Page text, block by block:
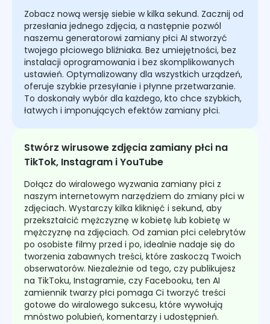
Zobacz nową wersję siebie w kilka sekund. Zacznij od
przesłania jednego zdjęcia, a następnie pozwól
naszemu generatorowi zamiany płci AI stworzyć
twojego płciowego bliźniaka. Bez umiejętności, bez
instalacji oprogramowania i bez skomplikowanych
ustawień. Optymalizowany dla wszystkich urządzeń,
oferuje szybkie przesyłanie i płynne przetwarzanie.
To doskonały wybór dla każdego, kto chce szybkich,
łatwych i imponujących efektów zamiany płci.
Stwórz wirusowe zdjęcia zamiany płci na
TikTok, Instagram i YouTube
Dołącz do wiralowego wyzwania zamiany płci z
naszym internetowym narzędziem do zmiany płci w
zdjęciach. Wystarczy kilka kliknięć i sekund, aby
przekształcić mężczyznę w kobietę lub kobietę w
mężczyznę na zdjęciach. Od zamian płci celebrytów
po osobiste filmy przed i po, idealnie nadaje się do
tworzenia zabawnych treści, które zaskoczą Twoich
obserwatorów. Niezależnie od tego, czy publikujesz
na TikToku, Instagramie, czy Facebooku, ten AI
zamiennik twarzy płci pomaga Ci tworzyć treści
gotowe do wiralowego sukcesu, które wywołują
mnóstwo polubień, komentarzy i udostępnień.